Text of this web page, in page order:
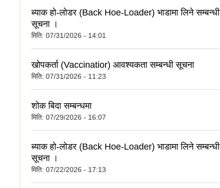
ब्याक हो-लोडर (Back Hoe-Loader) भाडामा लिने सम्बन्धी
सूचना ।
मिति: 07/31/2026 - 14:01
खोपकर्ता (Vaccinatior) आवश्यकता सम्बन्धी सूचना
मिति: 07/31/2026 - 11:23
शोक बिदा सम्बन्धमा
मिति: 07/29/2026 - 16:07
ब्याक हो-लोडर (Back Hoe-Loader) भाडामा लिने सम्बन्धी
सूचना ।
मिति: 07/22/2026 - 17:13